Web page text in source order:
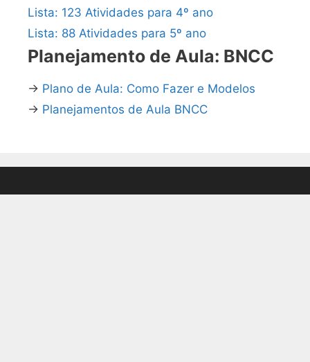
Lista: 123 Atividades para 4º ano
Lista: 88 Atividades para 5º ano
Planejamento de Aula: BNCC
→ Plano de Aula: Como Fazer e Modelos
→ Planejamentos de Aula BNCC